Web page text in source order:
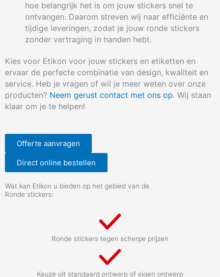
hoe belangrijk het is om jouw stickers snel te
ontvangen. Daarom streven wij naar efficiënte en
tijdige leveringen, zodat je jouw ronde stickers
zonder vertraging in handen hebt.
Kies voor Etikon voor jouw stickers en etiketten en
ervaar de perfecte combinatie van design, kwaliteit en
service. Heb je vragen of wil je meer weten over onze
producten? Neem gerust contact met ons op. Wij staan
klaar om je te helpen!
Offerte aanvragen
Direct online bestellen
Wat kan Etikon u bieden op het gebied van de
Ronde stickers:
Ronde stickers tegen scherpe prijzen
Keuze uit standaard ontwerp of eigen ontwerp